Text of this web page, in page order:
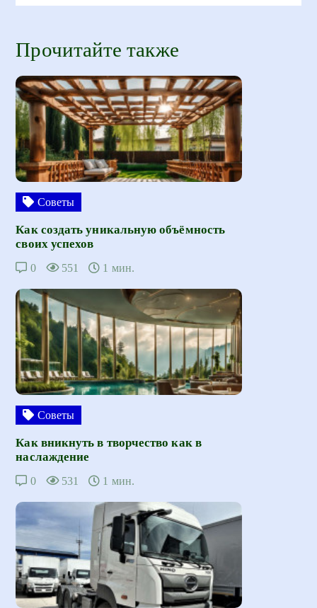
Прочитайте также
Советы
Как создать уникальную объёмность
своих успехов
0 551 1 мин.
Советы
Как вникнуть в творчество как в
наслаждение
0 531 1 мин.